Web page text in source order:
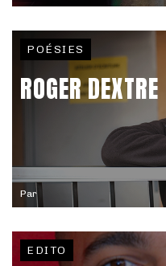
Par
POÉSIES
ROGER DEXTRE
EDITO